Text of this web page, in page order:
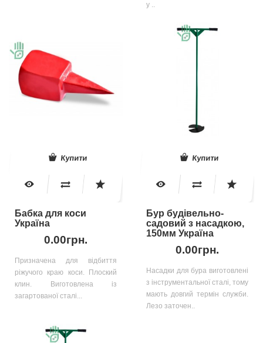
у ..
Купити
Бабка для коси
Україна
0.00грн.
Призначена для відбиття
ріжучого краю коси. Плоский
клин. Виготовлена із
загартованої сталі...
Купити
Бур будівельно-
садовий з насадкою,
150мм Україна
0.00грн.
Насадки для бура виготовлені
з інструментальної сталі, тому
мають довгий термін служби.
Лезо заточен..